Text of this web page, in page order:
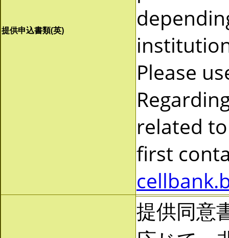
提供申込書類(英)
Please
related
first
提供同意